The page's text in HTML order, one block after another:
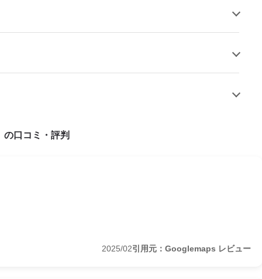
口コミ・評判
2025/02引用元：Googlemaps レビュー